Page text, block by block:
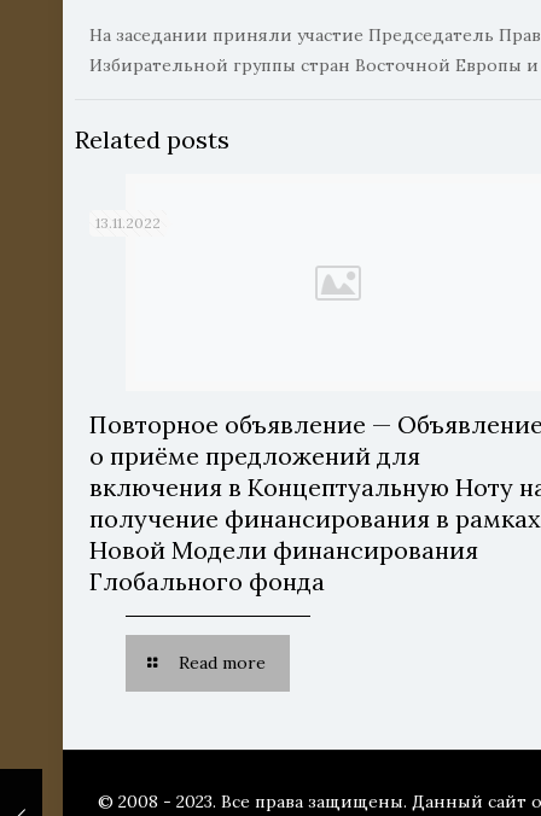
На заседании приняли участие Председатель
Избирательной группы стран Восточной Европы
Related posts
13.11.2022
Повторное объявление —
о приёме предложений для
включения в Концептуальную Ноту
получение финансирования в рамках
Новой Модели финансирования
Глобального фонда
Read more
© 2008 - 2023. Все права защищены. Данный сайт